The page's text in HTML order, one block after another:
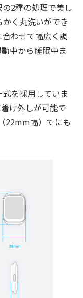
2種の処理で美し
く丸洗いができ
わせて幅広く調
中から睡眠中ま
を採用していま
け外しが可能で
22mm幅）でにも